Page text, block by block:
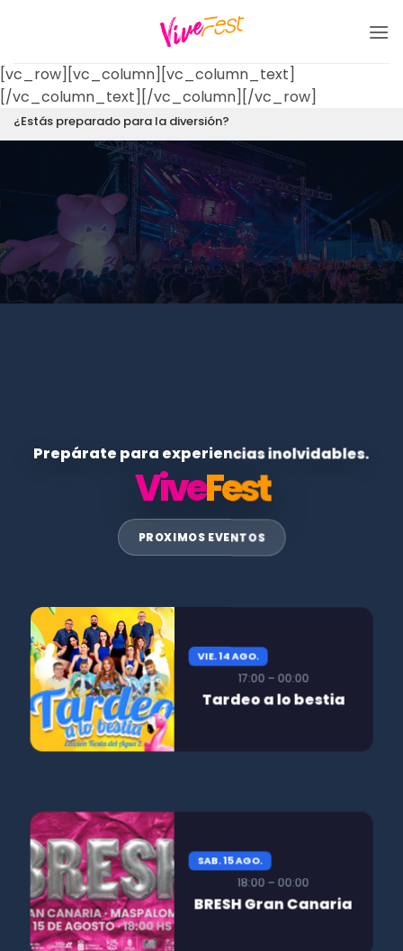
[vc_row][vc_column][vc_column_text]
[/vc_column_text][/vc_column][/vc_row]
¿Estás preparado para la diversión?
Prepárate para experiencias inolvidables.
ViveFest
PROXIMOS EVENTOS
VIE. 14 AGO.
17:00 – 00:00
Tardeo a lo bestia
SAB. 15 AGO.
18:00 – 00:00
BRESH Gran Canaria